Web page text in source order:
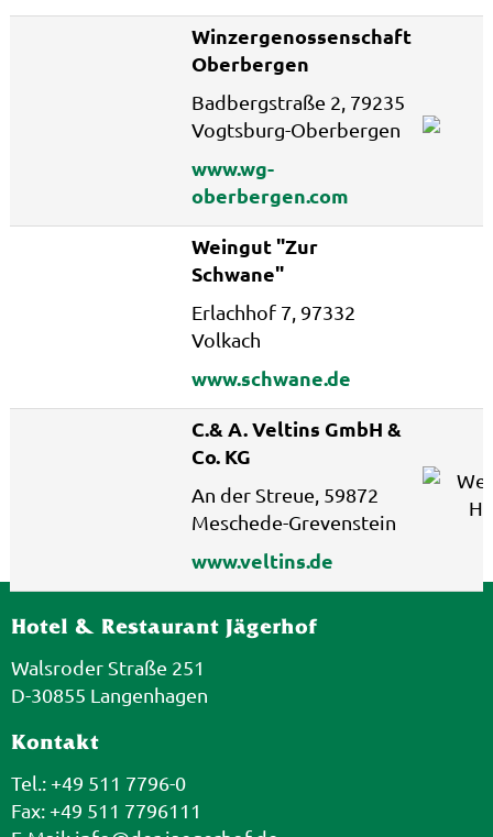
Winzergenossenschaft
Oberbergen
Badbergstraße 2, 79235
Vogtsburg-Oberbergen
www.wg-
oberbergen.com
Weingut "Zur
Schwane"
Erlachhof 7, 97332
Volkach
www.schwane.de
C.& A. Veltins GmbH &
Co. KG
An der Streue, 59872
Meschede-Grevenstein
www.veltins.de
Hotel & Restaurant Jägerhof
Walsroder Straße 251
D-30855 Langenhagen
Kontakt
Tel.: +49 511 7796-0
Fax: +49 511 7796111